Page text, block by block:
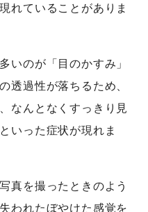
れていることがありま
いのが「目のかすみ」
透過性が落ちるため、
なんとなくすっきり見
いった症状が現れま
真を撮ったときのよう
われたぼやけた感覚を